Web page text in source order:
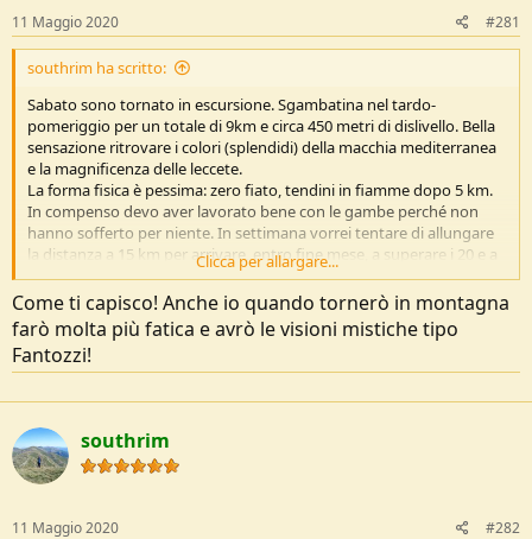
s
c
u
s
s
i
o
n
e
i
o
11 Maggio 2020 #281
southrim ha scritto:
Sabato sono tornato in escursione. Sgambatina nel tardo-
pomeriggio per un totale di 9km e circa 450 metri di dislivello. Bella
sensazione ritrovare i colori (splendidi) della macchia mediterranea
e la magnificenza delle leccete.
La forma fisica è pessima: zero fiato, tendini in fiamme dopo 5 km.
In compenso devo aver lavorato bene con le gambe perché non
hanno sofferto per niente. In settimana vorrei tentare di allungare
la distanza a 15 km per arrivare, entro fine mese, a superare i 20 e a
fare 1200/1500 di dislivello.
Non so se riuscirò, c'è tantissimo da lavorare.
Clicca per allargare...
Come ti capisco! Anche io quando tornerò in montagna
farò molta più fatica e avrò le visioni mistiche tipo
Fantozzi!
southrim
11 Maggio 2020 #282